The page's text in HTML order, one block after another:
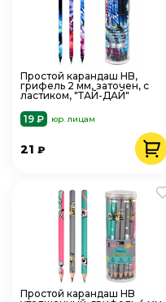
Простой карандаш HB,
грифель 2 мм, заточен, с
ластиком, "ТАЙ-ДАЙ"
19 ₽
юр. лицам
21 ₽
Простой карандаш HB